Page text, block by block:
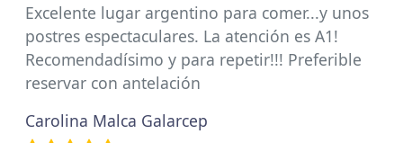
Excelente lugar argentino para comer...y unos
postres espectaculares. La atención es A1!
Recomendadísimo y para repetir!!! Preferible
reservar con antelación
Carolina Malca Galarcep